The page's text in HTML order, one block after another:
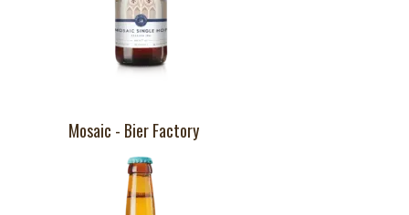
Mosaic - Bier Factory